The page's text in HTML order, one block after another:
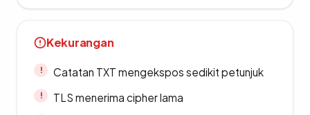
Kekurangan
Catatan TXT mengekspos sedikit petunjuk
TLS menerima cipher lama